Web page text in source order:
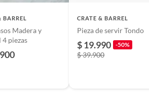
BARREL
Madera y
piezas
CRATE & BARREL
Pieza de servir Tondo
$ 19.990 -50%
$ 39.900